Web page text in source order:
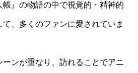
』の物語の中で視覚的・精神的
、多くのファンに愛されていま
ーンが重なり、訪れることでアニ